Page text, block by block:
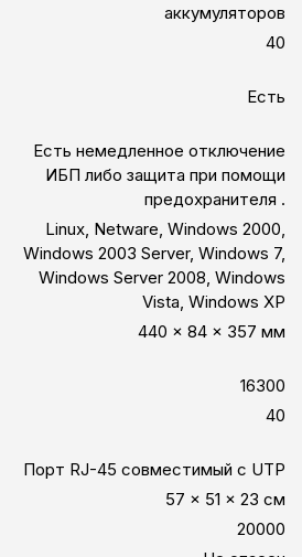
аккумуляторов
40
Есть
Есть немедленное отключение
ИБП либо защита при помощи
предохранителя .
Linux, Netware, Windows 2000,
Windows 2003 Server, Windows 7,
Windows Server 2008, Windows
Vista, Windows XP
440 x 84 x 357 мм
16300
40
Порт RJ-45 совместимый с UTP
57 x 51 x 23 см
20000